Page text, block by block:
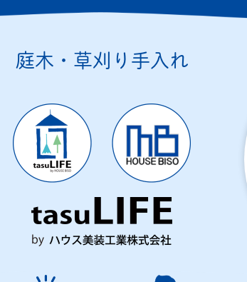
庭木・草刈り手入れ